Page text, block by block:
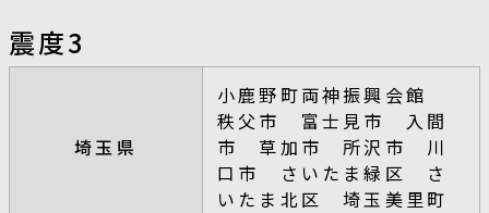
震度3
埼玉県
小鹿野町両神振興会館
秩父市 富士見市 入間
市 草加市 所沢市 川
口市 さいたま緑区 さ
いたま北区 埼玉美里町